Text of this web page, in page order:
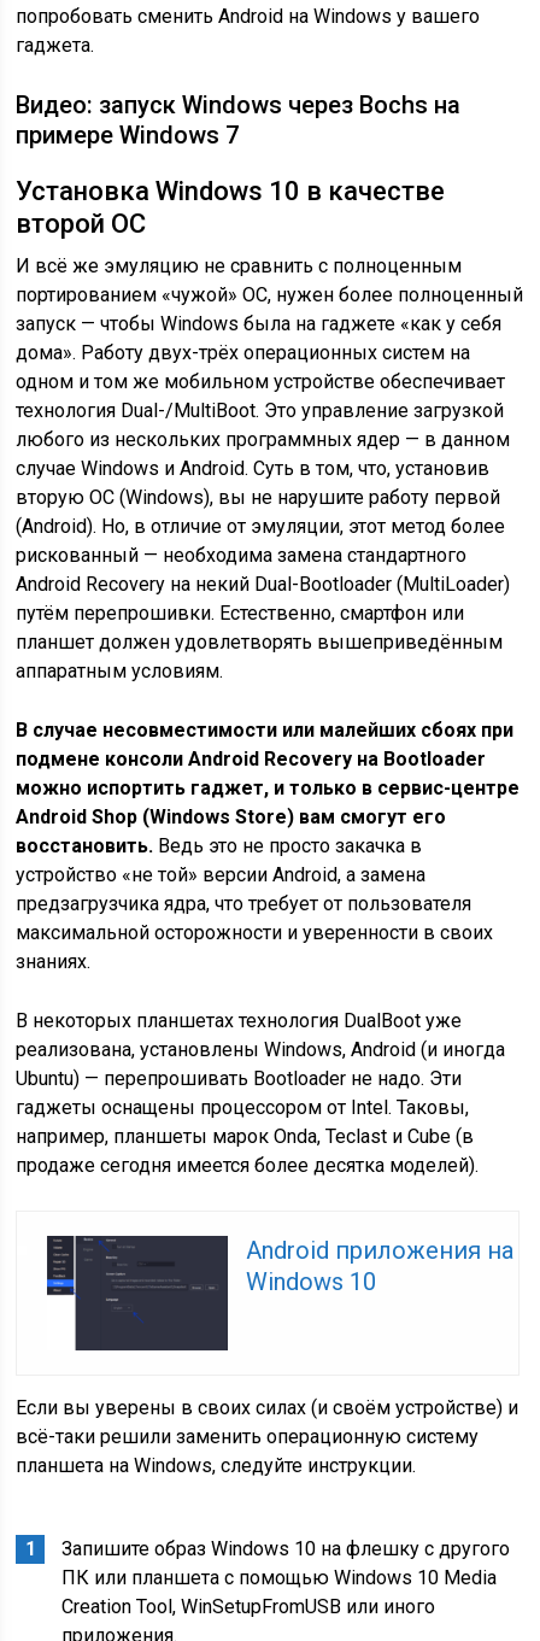
попробовать сменить Android на Windows у вашего
гаджета.
Видео: запуск Windows через Bochs на
примере Windows 7
Установка Windows 10 в качестве
второй ОС
И всё же эмуляцию не сравнить с полноценным
портированием «чужой» ОС, нужен более полноценный
запуск — чтобы Windows была на гаджете «как у себя
дома». Работу двух-трёх операционных систем на
одном и том же мобильном устройстве обеспечивает
технология Dual-/MultiBoot. Это управление загрузкой
любого из нескольких программных ядер — в данном
случае Windows и Android. Суть в том, что, установив
вторую ОС (Windows), вы не нарушите работу первой
(Android). Но, в отличие от эмуляции, этот метод более
рискованный — необходима замена стандартного
Android Recovery на некий Dual-Bootloader (MultiLoader)
путём перепрошивки. Естественно, смартфон или
планшет должен удовлетворять вышеприведённым
аппаратным условиям.
В случае несовместимости или малейших сбоях при
подмене консоли Android Recovery на Bootloader
можно испортить гаджет, и только в сервис-центре
Android Shop (Windows Store) вам смогут его
восстановить. Ведь это не просто закачка в
устройство «не той» версии Android, а замена
предзагрузчика ядра, что требует от пользователя
максимальной осторожности и уверенности в своих
знаниях.
В некоторых планшетах технология DualBoot уже
реализована, установлены Windows, Android (и иногда
Ubuntu) — перепрошивать Bootloader не надо. Эти
гаджеты оснащены процессором от Intel. Таковы,
например, планшеты марок Onda, Teclast и Cube (в
продаже сегодня имеется более десятка моделей).
Android приложения на
Windows 10
Если вы уверены в своих силах (и своём устройстве) и
всё-таки решили заменить операционную систему
планшета на Windows, следуйте инструкции.
Запишите образ Windows 10 на флешку с другого
ПК или планшета с помощью Windows 10 Media
Creation Tool, WinSetupFromUSB или иного
приложения.